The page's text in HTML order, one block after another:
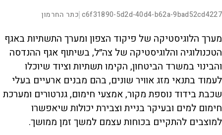
V
i
d
P
l
a
o
a
:
2
.
%
D
r
a
00:00:16
p
e
o
b
c
k
a
r
p
v
d
o
f
r
w
r
d
t
e
c
e
e
c6f31890-5d2d-40d4-b62a-9bad52cd4227
|כתר החרמון
מערך הלוגיסטיקה של פיקוד הצפון ומערך התשתיות באגף
הטכנולוגיה והלוגיסטיקה של צה״ל, בשיתוף אגף ההנדסה
והבינוי במשרד הביטחון, הקימו תשתיות וציוד שיוכלו
לעמוד בתנאי מזג אוויר שונים, בהם מבנים ארעיים בעלי
שכבת בידוד נוספת מקור, אמצעי חימום, גנרטורים ומערכת
חימום למים ובעיקר בניית וצבירת יכולות שיאפשרו
למוצבים להתקיים בכוחות עצמם למשך זמן ממושך.